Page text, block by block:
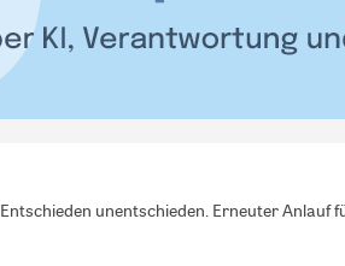
Entschieden unentschieden. Erneuter Anlauf